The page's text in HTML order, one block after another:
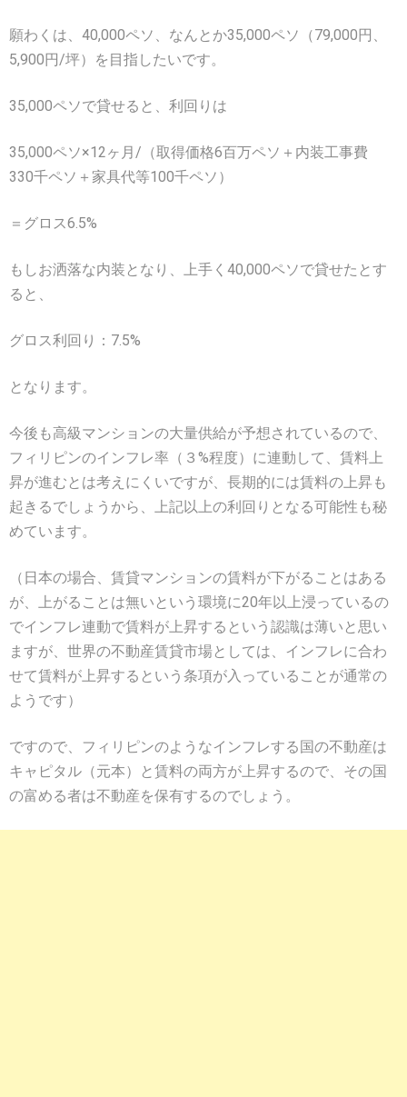
願わくは、40,000ペソ、なんとか35,000ペソ（79,000円、
5,900円/坪）を目指したいです。
35,000ペソで貸せると、利回りは
35,000ペソ×12ヶ月/（取得価格6百万ペソ＋内装工事費
330千ペソ＋家具代等100千ペソ）
＝グロス6.5%
もしお洒落な内装となり、上手く40,000ペソで貸せたとす
ると、
グロス利回り：7.5%
となります。
今後も高級マンションの大量供給が予想されているので、
フィリピンのインフレ率（３%程度）に連動して、賃料上
昇が進むとは考えにくいですが、長期的には賃料の上昇も
起きるでしょうから、上記以上の利回りとなる可能性も秘
めています。
（日本の場合、賃貸マンションの賃料が下がることはある
が、上がることは無いという環境に20年以上浸っているの
でインフレ連動で賃料が上昇するという認識は薄いと思い
ますが、世界の不動産賃貸市場としては、インフレに合わ
せて賃料が上昇するという条項が入っていることが通常の
ようです）
ですので、フィリピンのようなインフレする国の不動産は
キャピタル（元本）と賃料の両方が上昇するので、その国
の富める者は不動産を保有するのでしょう。